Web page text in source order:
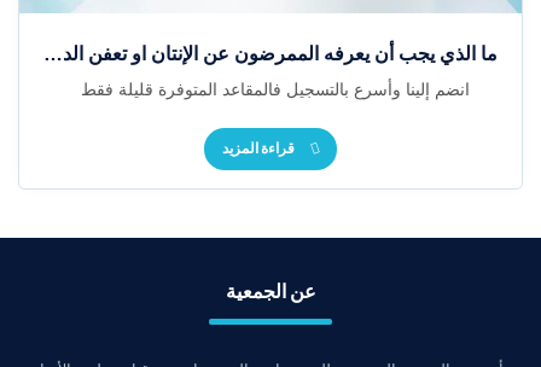
ما الذي يجب أن يعرفه الممرضون عن الإنتان او تعفن الدم؟
انضم إلينا وأسرع بالتسجيل فالمقاعد المتوفرة قليلة فقط
قراءة المزيد
عن الجمعية